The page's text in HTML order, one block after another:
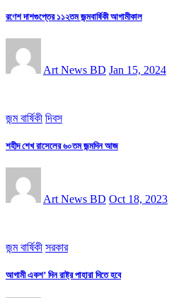
রণেশ দাশগুপ্তের ১১২তম জন্মবার্ষিকী আগামীকাল
Art News BD Jan 15, 2024
জন্ম বার্ষিকী দিবস
শহীদ শেখ রাসেলের ৬০তম জন্মদিন আজ
Art News BD Oct 18, 2023
জন্ম বার্ষিকী সরকার
আগামী একশ’ দিন রাষ্ট্র পাহারা দিতে হবে